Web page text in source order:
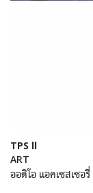
TPS ll
ART
ออดิโอ แอคเซสเซอรี่